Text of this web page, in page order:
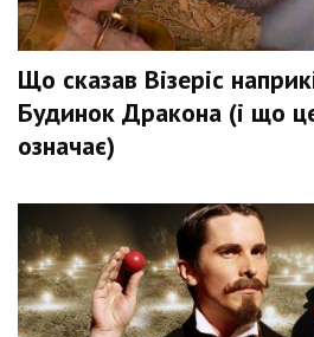
Що сказав Візеріс
Будинок Дракона (і що
означає)